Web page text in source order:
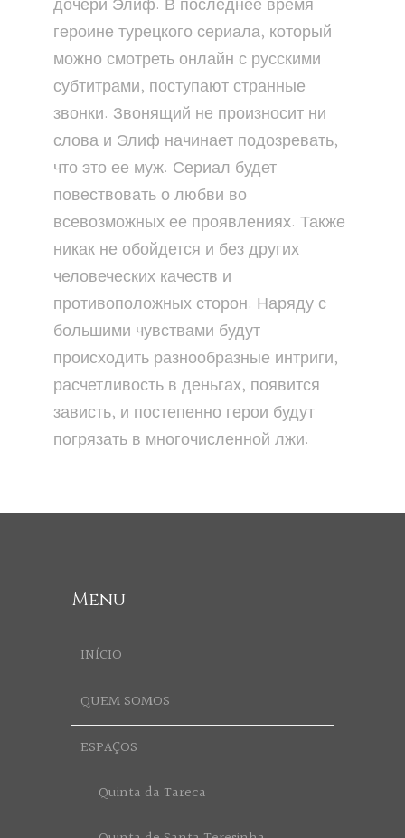
героине турецкого сериала, который
можно смотреть онлайн с русскими
субтитрами, поступают странные
звонки. Звонящий не произносит ни
слова и Элиф начинает подозревать,
что это ее муж. Сериал будет
повествовать о любви во
всевозможных ее проявлениях. Также
никак не обойдется и без других
человеческих качеств и
противоположных сторон. Наряду с
большими чувствами будут
происходить разнообразные интриги,
расчетливость в деньгах, появится
зависть, и постепенно герои будут
погрязать в многочисленной лжи.
Menu
INÍCIO
QUEM SOMOS
ESPAÇOS
Quinta da Tareca